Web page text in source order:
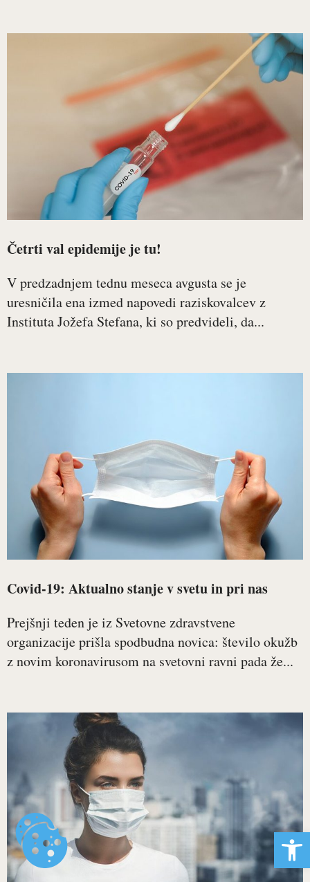
Četrti val epidemije je tu!
V predzadnjem tednu meseca avgusta se je
uresničila ena izmed napovedi raziskovalcev z
Instituta Jožefa Stefana, ki so predvideli, da...
Covid-19: Aktualno stanje v svetu in pri nas
Prejšnji teden je iz Svetovne zdravstvene
organizacije prišla spodbudna novica: število okužb
z novim koronavirusom na svetovni ravni pada že...